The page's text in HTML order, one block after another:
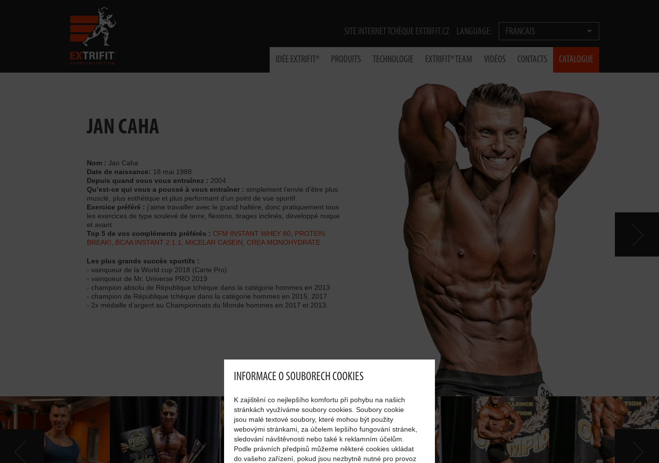
SITE INTERNET TCHÈQUE EXTRIFIT.CZ LANGUAGE: FRANCAIS
IDÉE EXTRIFIT® PRODUITS TECHNOLOGIE EXTRIFIT® TEAM VIDÉOS CONTACTS CATALOGUE
JAN CAHA
Nom : Jan Caha
Date de naissance: 18 mai 1988
Depuis quand vous vous entraînez : 2004
Qu’est-ce qui vous a poussé à vous entraîner : simplement l’envie d’être plus
musclé, plus esthétique et plus performant d’un point de vue sportif.
Exercice préféré : j’aime travailler avec le grand haltère, donc pratiquement tous
les exercices de type soulevé de terre, flexions, tirages inclinés, développé nuque
et avant.
Top 5 de vos compléments préférés : CFM INSTANT WHEY 80
PROTEIN
BREAK!
BCAA INSTANT 2:1:1 MICELAR CASEIN CREA MONOHYDRATE
Les plus grands succès sportifs :
- vainqueur de la World cup 2018 (Carte Pro)
- vainqueur de Mr. Universe PRO 2019
- champion absolu de République tchèque dans la catégorie hommes en 2013
- champion de République tchèque dans la catégorie hommes en 2015, 2017
- 2x médaille d’argent au Championnats du Monde hommes en 2017 et 2013.
INFORMACE O SOUBORECH COOKIES
K zajištění co nejlepšího komfortu při pohybu na našich
stránkách využíváme soubory cookies. Soubory cookie
jsou malé textové soubory, které mohou být použity
webovými stránkami, za účelem lepšího fungování stránek,
sledování návštěvnosti nebo také k reklamním účelům.
Podle právních předpisů můžeme některé cookies ukládat
do vašeho zařízení, pokud jsou nezbytně nutné pro provoz